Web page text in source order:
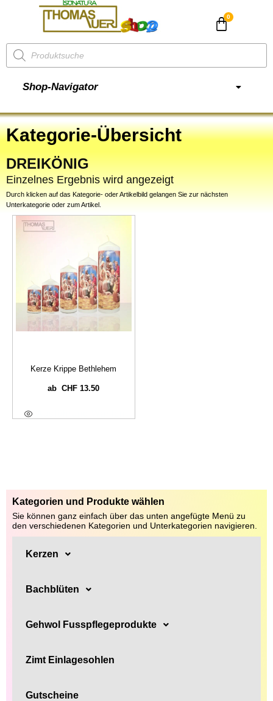
Shop-Navigator
Kategorie-Übersicht
DREIKÖNIG
Einzelnes Ergebnis wird angezeigt
Durch klicken auf das Kategorie- oder Artikelbild gelangen Sie zur nächsten
Unterkategorie oder zum Artikel.
Kerze Krippe Bethlehem
abCHF 13.50
Kategorien und Produkte wählen
Sie können ganz einfach über das unten angefügte Menü zu
den verschiedenen Kategorien und Unterkategorien navigieren.
Kerzen
Bachblüten
Gehwol Fusspflegeprodukte
Zimt Einlagesohlen
Gutscheine